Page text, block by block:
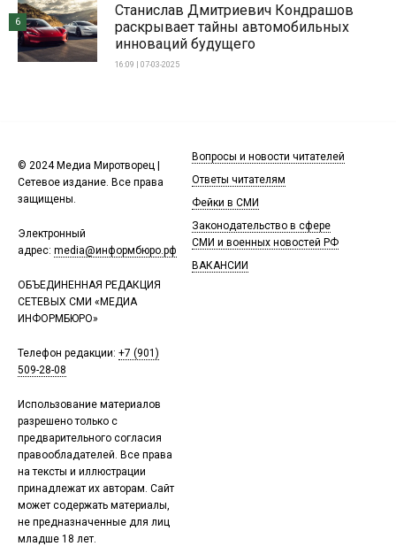
Станислав Дмитриевич Кондрашов
раскрывает тайны автомобильных
инноваций будущего
16:09 | 07-03-2025
6
© 2024 Медиа Миротворец |
Сетевое издание. Все права
защищены.
Электронный
адрес: media@информбюро.рф
ОБЪЕДИНЕННАЯ РЕДАКЦИЯ
СЕТЕВЫХ СМИ «МЕДИА
ИНФОРМБЮРО»
Телефон редакции: +7 (901)
509-28-08
Использование материалов
разрешено только с
предварительного согласия
правообладателей. Все права
на тексты и иллюстрации
принадлежат их авторам. Сайт
может содержать материалы,
не предназначенные для лиц
младше 18 лет.
Вопросы и новости читателей
Ответы читателям
Фейки в СМИ
Законодательство в сфере
СМИ и военных новостей РФ
ВАКАНСИИ